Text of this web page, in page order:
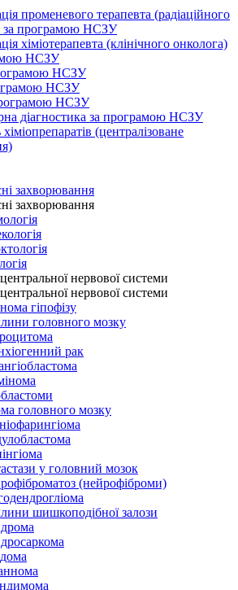
променевого терапевта (радіаційного
за програмою НСЗУ
хіміотерапевта (клінічного онколога)
НСЗУ
НСЗУ
НСЗУ
НСЗУ
діагностика за програмою НСЗУ
(централізоване
захворювання
захворювання
нервової системи
нервової системи
гіпофізу
головного мозку
рак
головного мозку
у головний мозок
(нейрофіброми)
шишкоподібної залози